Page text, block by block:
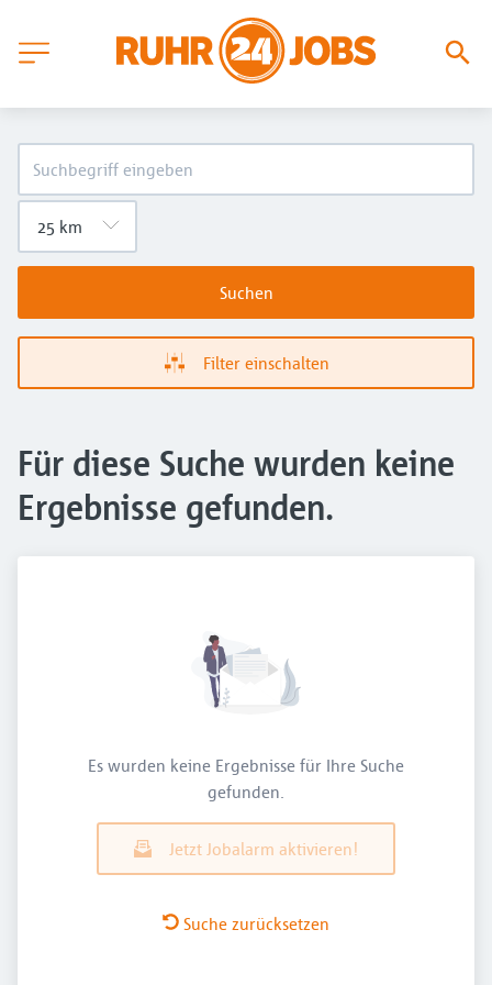
Suchen
Filter einschalten
Für diese Suche wurden keine
Ergebnisse gefunden.
Es wurden keine Ergebnisse für Ihre Suche
gefunden.
Jetzt Jobalarm aktivieren!
Suche zurücksetzen